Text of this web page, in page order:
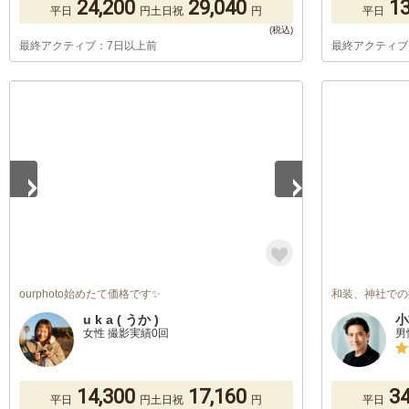
平日 24,200 円土日祝 29,040 円
最終アクティブ：7日以上前
平日
最終アクティ
ourphoto始めたて価格です✨
u k a ( うか )
女性 撮影実績0回
平日 14,300 円土日祝 17,160 円
和装、神社で
男
平日